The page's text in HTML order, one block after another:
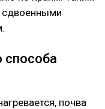
сдвоенными
почва